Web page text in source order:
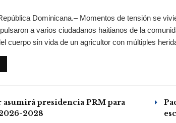
Dominicana.– Momentos de tensión se
a varios ciudadanos haitianos de la
cuerpo sin vida de un agricultor con múltiples
asumirá presidencia PRM para
2028